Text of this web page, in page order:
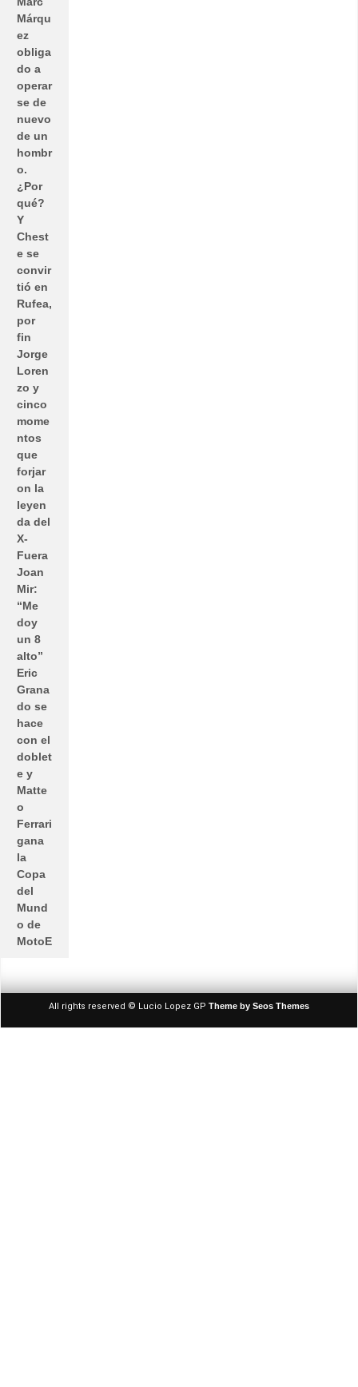
Márqu
ez
obliga
do a
operar
se de
nuevo
de un
hombr
o.
¿Por
qué?
Y
Chest
e se
convir
tió en
Rufea,
por
fin
Jorge
Loren
zo y
cinco
mome
ntos
que
forjar
on la
leyen
da del
X-
Fuera
Joan
Mir:
“Me
doy
un 8
alto”
Eric
Grana
do se
hace
con el
doblet
e y
Matte
o
Ferrari
gana
la
Copa
del
Mund
o de
MotoE
All rights reserved © Lucio Lopez GP Theme by Seos Themes